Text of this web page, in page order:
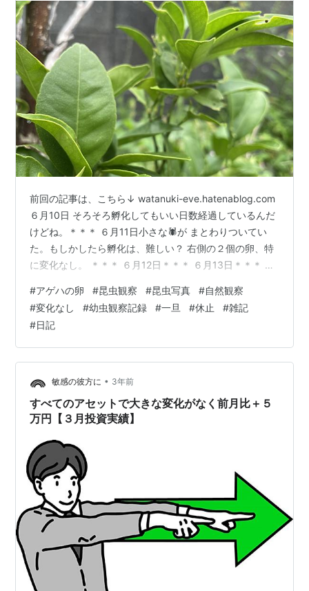
前回の記事は、こちら↓ watanuki-eve.hatenablog.com
６月10日 そろそろ孵化してもいい日数経過しているんだ
けどね。＊＊＊ ６月11日小さな🕷️が まとわりついてい
た。もしかしたら孵化は、難しい？ 右側の２個の卵、特
に変化なし。 ＊＊＊ ６月12日＊＊＊ ６月13日＊＊＊ 6
＊＊ ６月18日 雨のおかげで水やりしなくて済んだw ＊＊
＊ ６月19日 ＊＊＊ ６月20日 アゲハチョウの卵が孵化す
るまでに３〜５日かかるけれど ６月４日に左側の卵１個
の色が濃くなり、６月７日に右側の２個も色が濃くなっ
てから ずい…
#アゲハの卵 #昆虫観察 #昆虫写真 #自然観察
#変化なし #幼虫観察記録 #一旦 #休止 #雑記
#日記
敏感の彼方に • 3年前
すべてのアセットで大きな変化がなく前月比＋５
万円【３月投資実績】